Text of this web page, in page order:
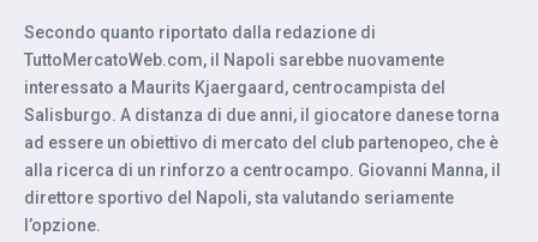
Secondo quanto riportato dalla redazione di
TuttoMercatoWeb.com, il Napoli sarebbe nuovamente
interessato a Maurits Kjaergaard, centrocampista del
Salisburgo. A distanza di due anni, il giocatore danese torna
ad essere un obiettivo di mercato del club partenopeo, che è
alla ricerca di un rinforzo a centrocampo. Giovanni Manna, il
direttore sportivo del Napoli, sta valutando seriamente
l’opzione.